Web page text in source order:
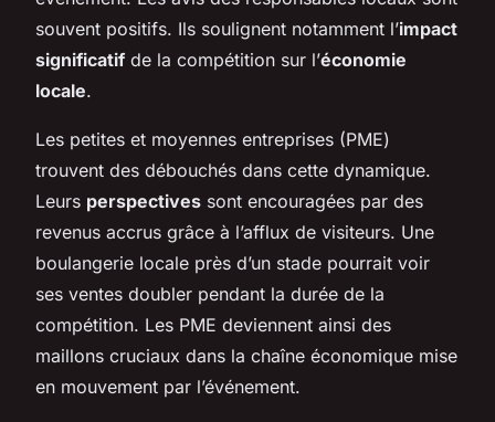
souvent positifs. Ils soulignent notamment l’impact
significatif de la compétition sur l’économie
locale.
Les petites et moyennes entreprises (PME)
trouvent des débouchés dans cette dynamique.
Leurs perspectives sont encouragées par des
revenus accrus grâce à l’afflux de visiteurs. Une
boulangerie locale près d’un stade pourrait voir
ses ventes doubler pendant la durée de la
compétition. Les PME deviennent ainsi des
maillons cruciaux dans la chaîne économique mise
en mouvement par l’événement.